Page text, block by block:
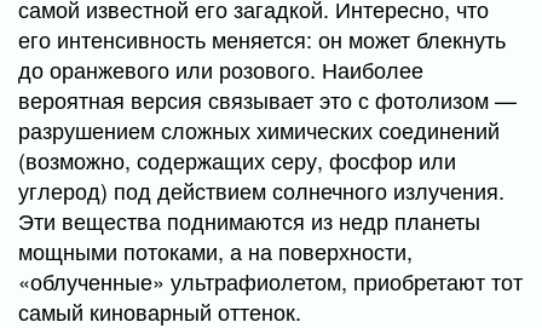
самой известной его загадкой. Интересно, что
его интенсивность меняется: он может блекнуть
до оранжевого или розового. Наиболее
вероятная версия связывает это с фотолизом —
разрушением сложных химических соединений
(возможно, содержащих серу, фосфор или
углерод) под действием солнечного излучения.
Эти вещества поднимаются из недр планеты
мощными потоками, а на поверхности,
«облученные» ультрафиолетом, приобретают тот
самый киноварный оттенок.